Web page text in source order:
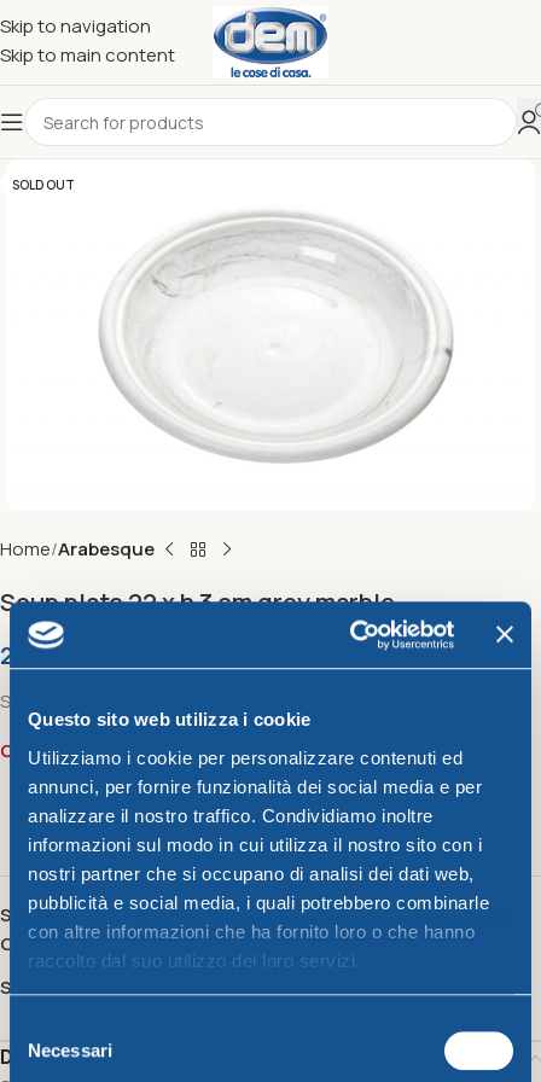
Questo sito web utilizza i cookie
Utilizziamo i cookie per personalizzare contenuti ed
annunci, per fornire funzionalità dei social media e per
analizzare il nostro traffico. Condividiamo inoltre
informazioni sul modo in cui utilizza il nostro sito con i
nostri partner che si occupano di analisi dei dati web,
pubblicità e social media, i quali potrebbero combinarle
con altre informazioni che ha fornito loro o che hanno
raccolto dal suo utilizzo dei loro servizi.
delNecessari
Skip to navigation
Skip to main content
SOLD OUT
Home Arabesque
Soup plate 22 x h 3 cm grey marble
2,28€
Soup plate 22 x h 3 cm grey marble
Out of stock
16 People watching this product now!
SKU:30210
Category: Arabesque
Share:
Description